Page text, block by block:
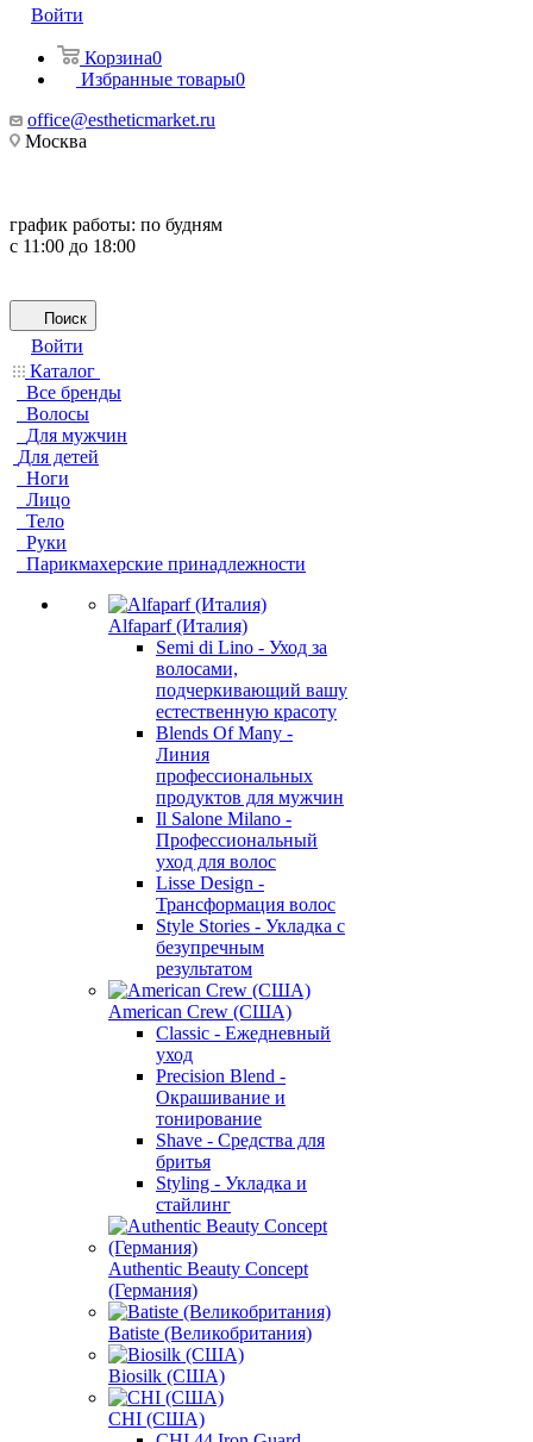
Войти
Корзина0
Избранные товары0
office@estheticmarket.ru
Москва
график работы: по будням
с 11:00 до 18:00
Поиск
Войти
Каталог
Все бренды
Волосы
Для мужчин
Для детей
Ноги
Лицо
Тело
Руки
Парикмахерские принадлежности
Alfaparf (Италия)
Semi di Lino - Уход за
волосами,
подчеркивающий вашу
естественную красоту
Blends Of Many -
Линия
профессиональных
продуктов для мужчин
Il Salone Milano -
Профессиональный
уход для волос
Lisse Design -
Трансформация волос
Style Stories - Укладка с
безупречным
результатом
American Crew (США)
Classic - Ежедневный
уход
Precision Blend -
Окрашивание и
тонирование
Shave - Средства для
бритья
Styling - Укладка и
стайлинг
Authentic Beauty Concept
(Германия)
Batiste (Великобритания)
Biosilk (США)
CHI (США)